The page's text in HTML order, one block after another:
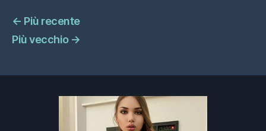
← Più recente
Più vecchio →